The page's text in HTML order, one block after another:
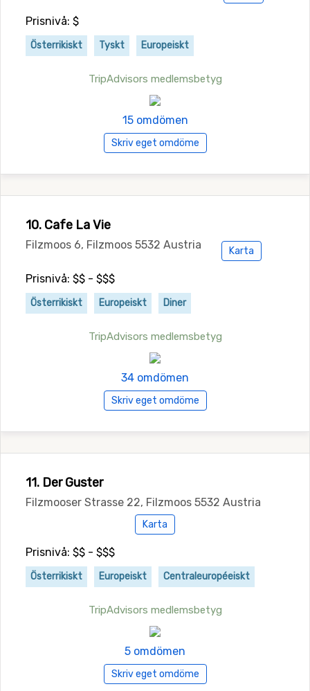
Prisnivå: $
Österrikiskt Tyskt Europeiskt
TripAdvisors medlemsbetyg
15 omdömen
Skriv eget omdöme
10. Cafe La Vie
Filzmoos 6, Filzmoos 5532 Austria Karta
Prisnivå: $$ - $$$
Österrikiskt Europeiskt Diner
TripAdvisors medlemsbetyg
34 omdömen
Skriv eget omdöme
11. Der Guster
Filzmooser Strasse 22, Filzmoos 5532 Austria
Karta
Prisnivå: $$ - $$$
Österrikiskt Europeiskt Centraleuropéeiskt
TripAdvisors medlemsbetyg
5 omdömen
Skriv eget omdöme